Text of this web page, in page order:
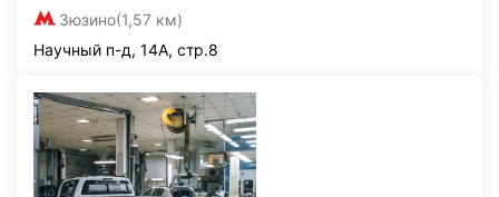
Зюзино(1,57 км)
Научный п-д, 14А, стр.8